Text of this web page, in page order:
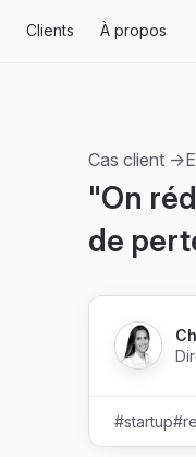
Clients À propos
Cas client →
"On
de
#startup